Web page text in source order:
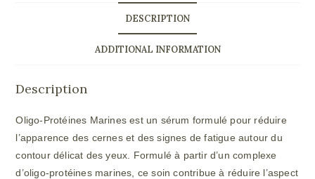
DESCRIPTION
ADDITIONAL INFORMATION
Description
Oligo-Protéines Marines est un sérum formulé pour réduire
l’apparence des cernes et des signes de fatigue autour du
contour délicat des yeux. Formulé à partir d’un complexe
d’oligo-protéines marines, ce soin contribue à réduire l’aspect